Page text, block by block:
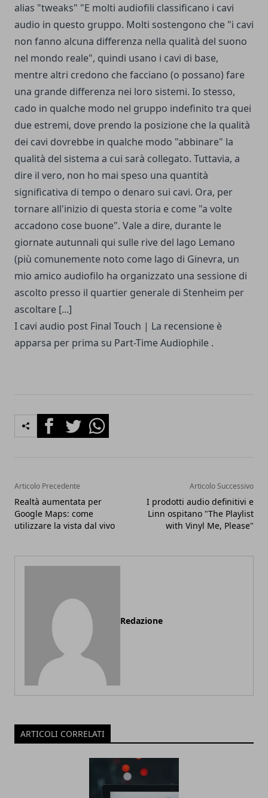
alias "tweaks" "E molti audiofili classificano i cavi
audio in questo gruppo. Molti sostengono che "i cavi
non fanno alcuna differenza nella qualità del suono
nel mondo reale", quindi usano i cavi di base,
mentre altri credono che facciano (o possano) fare
una grande differenza nei loro sistemi. Io stesso,
cado in qualche modo nel gruppo indefinito tra quei
due estremi, dove prendo la posizione che la qualità
dei cavi dovrebbe in qualche modo "abbinare" la
qualità del sistema a cui sarà collegato. Tuttavia, a
dire il vero, non ho mai speso una quantità
significativa di tempo o denaro sui cavi. Ora, per
tornare all'inizio di questa storia e come "a volte
accadono cose buone". Vale a dire, durante le
giornate autunnali qui sulle rive del lago Lemano
(più comunemente noto come lago di Ginevra, un
mio amico audiofilo ha organizzato una sessione di
ascolto presso il quartier generale di Stenheim per
ascoltare [...]
I cavi audio post Final Touch | La recensione è
apparsa per prima su Part-Time Audiophile .
FacebookTwitterWhatsapp
Articolo Precedente
Realtà aumentata per
Google Maps: come
utilizzare la vista dal vivo
Articolo Successivo
I prodotti audio definitivi e
Linn ospitano "The Playlist
with Vinyl Me, Please"
Redazione
ARTICOLI CORRELATI